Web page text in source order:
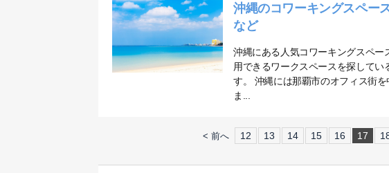
沖縄のコワーキングスペー
など
沖縄にある人気コワーキングスペー
用できるワークスペースを探して
す。 沖縄には那覇市のオフィス街
ま...
< 前へ 12 13 14 15 16 17